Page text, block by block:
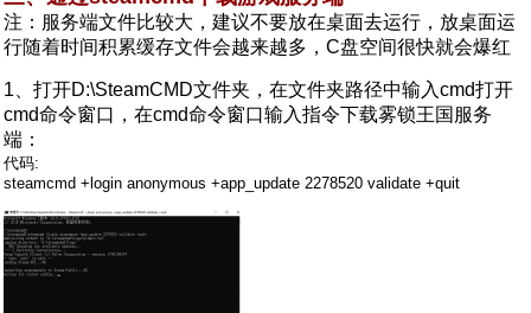
注：服务端文件比较大，建议不要放在桌面去运行，放桌面运
行随着时间积累缓存文件会越来越多，C盘空间很快就会爆红
1、打开D:\SteamCMD文件夹，在文件夹路径中输入cmd打开
cmd命令窗口，在cmd命令窗口输入指令下载雾锁王国服务
端：
代码:
steamcmd +login anonymous +app_update 2278520 validate +quit